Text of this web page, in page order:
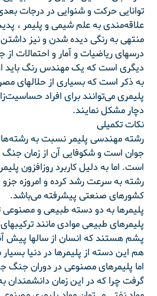
توانایی حرکت و شنوایی در درجات
علاقه‌مندی به علم شیمی و پلیمر ،
منتهی به رنگی دیده شدن و نیز داشتن
درسهای ریاضیات و آمار و احتمالات از
دیگری است که یک مهندس رنگ باید از
به ذکر است که بسیاری از حلالهای
پلیمری می‌توانند برای افراد حساسیت‌زا
دچار مشکل نمایند.
نکات تکمیلی
رشته مهندسی پلیمر نسبت به
جوان است و شکوفایی آن از زمان جنگ
است. اما به دلیل کاربرد روزافزون
رشته به سرعت رشد کرده و امروزه
کشورهای صنعتی پیشرفته می‌باشد.
پلیمرها به دو دسته طبیعی و
پلیمرهای طبیعی موادی مانند
پشم هستند که انسان از سالها پیش
هم این دسته از پلیمرها در دنیا
اما پلیمرهای مصنوعی در دوران جنگ
گرفت چرا که در این زمان دانشمندان